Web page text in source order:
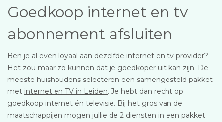
Goedkoop internet en tv
abonnement afsluiten
Ben je al even loyaal aan dezelfde internet en tv provider?
Het zou maar zo kunnen dat je goedkoper uit kan zijn. De
meeste huishoudens selecteren een samengesteld pakket
met internet en TV in Leiden. Je hebt dan recht op
goedkoop internet én televisie. Bij het gros van de
maatschappijen mogen jullie de 2 diensten in een pakket